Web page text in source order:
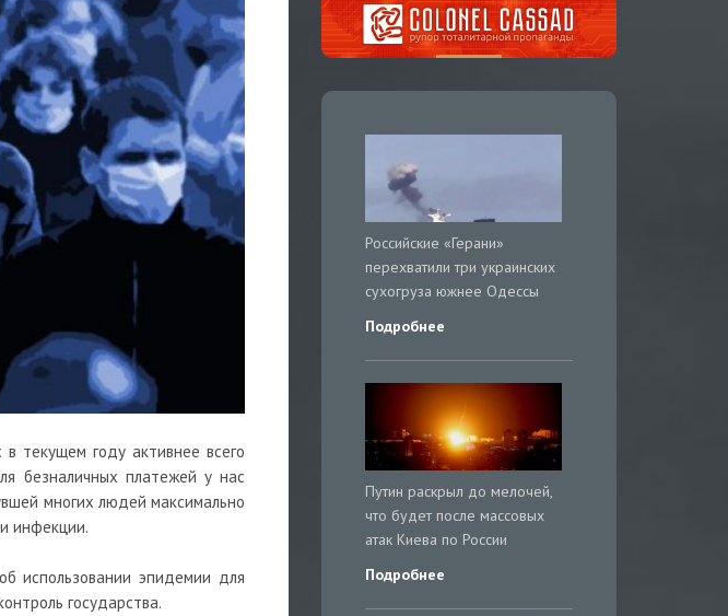
текущем году активнее всего
безналичных платежей у нас
многих людей максимально
инфекции.
использовании эпидемии для
государства.
Российские «Герани»
перехватили три украинских
сухогруза южнее Одессы
Подробнее
Путин раскрыл до мелочей,
что будет после массовых
атак Киева по России
Подробнее